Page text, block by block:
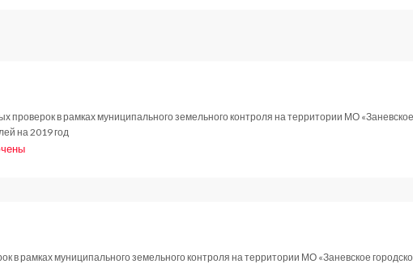
проверок в рамках муниципального земельного контроля на территории МО
на 2019 год
в рамках муниципального земельного контроля на территории МО «Заневское